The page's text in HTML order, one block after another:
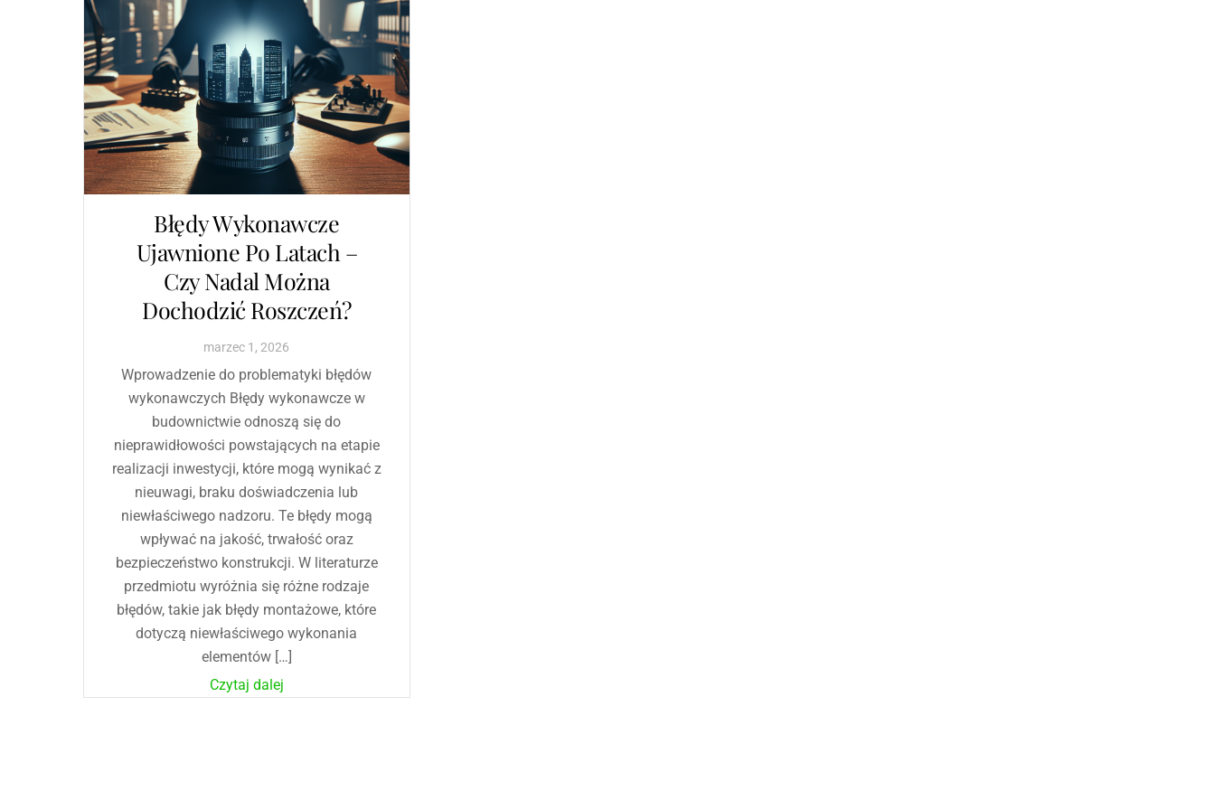
Błędy Wykonawcze
Ujawnione Po Latach –
Czy Nadal Można
Dochodzić Roszczeń?
marzec 1 ,2026
Wprowadzenie do problematyki błędów
wykonawczych Błędy wykonawcze w
budownictwie odnoszą się do
nieprawidłowości powstających na etapie
realizacji inwestycji, które mogą wynikać z
nieuwagi, braku doświadczenia lub
niewłaściwego nadzoru. Te błędy mogą
wpływać na jakość, trwałość oraz
bezpieczeństwo konstrukcji. W literaturze
przedmiotu wyróżnia się różne rodzaje
błędów, takie jak błędy montażowe, które
dotyczą niewłaściwego wykonania
elementów […]
Czytaj dalej